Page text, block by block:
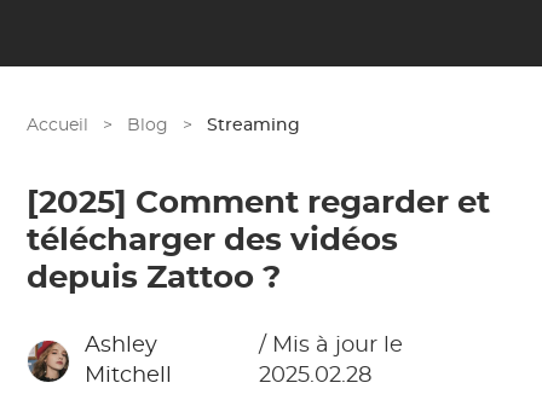
Accueil > Blog > Streaming
[2025] Comment regarder et
télécharger des vidéos
depuis Zattoo ?
Ashley
Mitchell
/ Mis à jour le
2025.02.28